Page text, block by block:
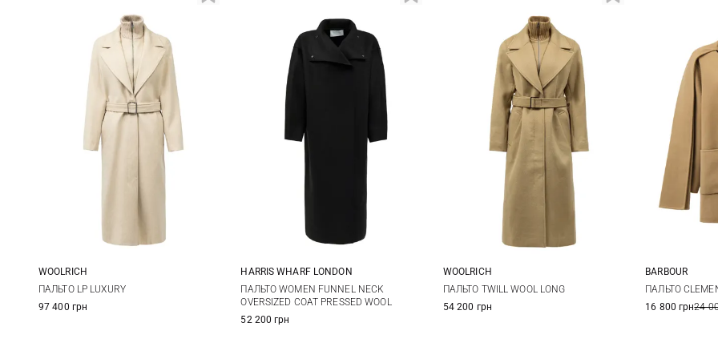
S M
WOOLRICH
ПАЛЬТО LP LUXURY
97 400 грн
38 40 42
HARRIS WHARF LONDON
ПАЛЬТО WOMEN FUNNEL NECK
OVERSIZED COAT PRESSED WOOL
52 200 грн
S M L
WOOLRICH
ПАЛЬТО TWILL WOOL LONG
54 200 грн
8
BARBOUR
ПАЛЬТО
16 800 грн24